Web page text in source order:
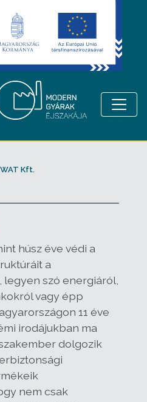
Kft.
húsz éve védi a
a
szó energiáról,
vagy épp
11 éve
irodájukban ma
dolgozik
nem csak